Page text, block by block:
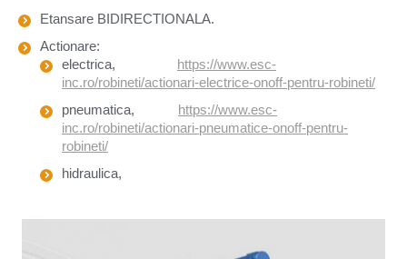
Etansare BIDIRECTIONALA.
Actionare:
electrica, https://www.esc-
inc.ro/robineti/actionari-electrice-onoff-pentru-robineti/
pneumatica, https://www.esc-
inc.ro/robineti/actionari-pneumatice-onoff-pentru-
robineti/
hidraulica,